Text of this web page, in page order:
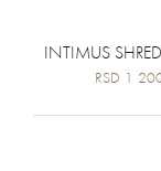
RSD 1